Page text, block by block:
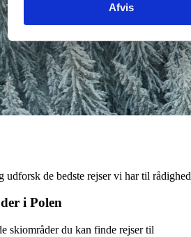
Afvis
de bedste rejser vi har til rådighed
i Polen
skiområder du kan finde rejser til